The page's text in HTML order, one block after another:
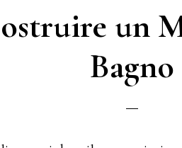
un
Bagno